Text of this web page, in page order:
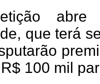
que terá
100 mil